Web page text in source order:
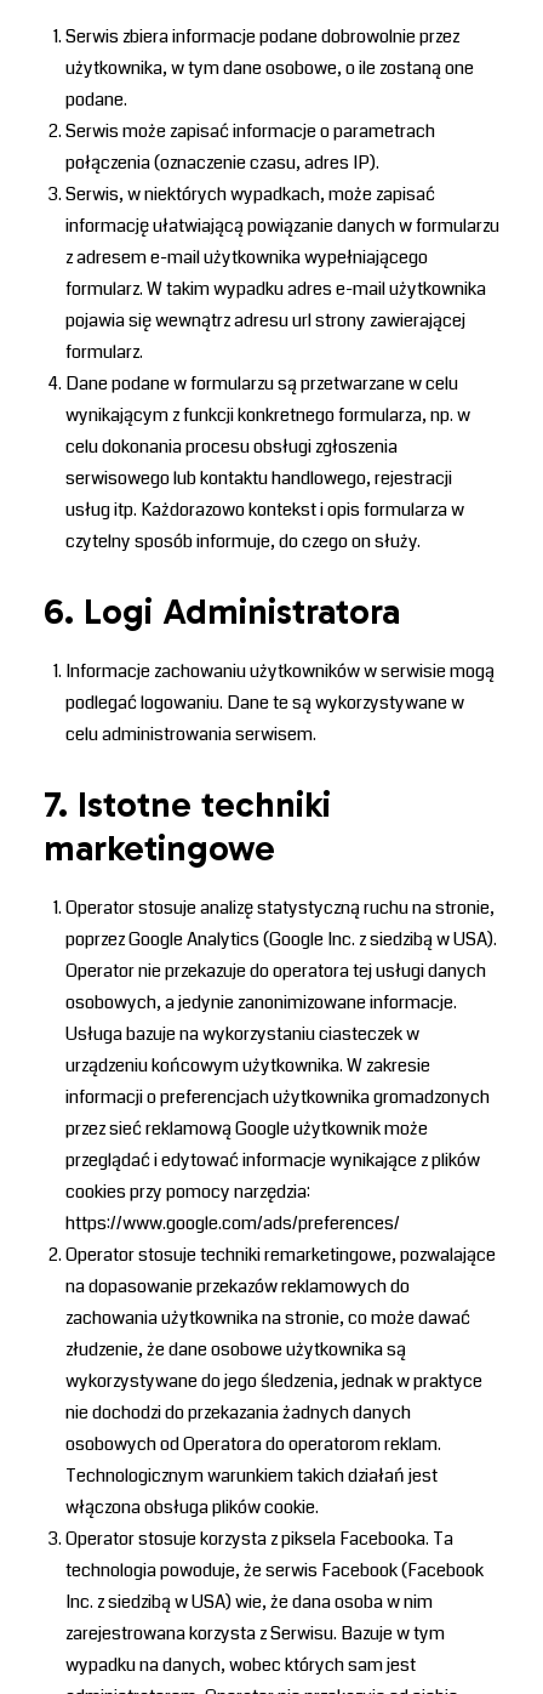
Serwis zbiera informacje podane dobrowolnie przez
użytkownika, w tym dane osobowe, o ile zostaną one
podane.
Serwis może zapisać informacje o parametrach
połączenia (oznaczenie czasu, adres IP).
Serwis, w niektórych wypadkach, może zapisać
informację ułatwiającą powiązanie danych w formularzu
z adresem e-mail użytkownika wypełniającego
formularz. W takim wypadku adres e-mail użytkownika
pojawia się wewnątrz adresu url strony zawierającej
formularz.
Dane podane w formularzu są przetwarzane w celu
wynikającym z funkcji konkretnego formularza, np. w
celu dokonania procesu obsługi zgłoszenia
serwisowego lub kontaktu handlowego, rejestracji
usług itp. Każdorazowo kontekst i opis formularza w
czytelny sposób informuje, do czego on służy.
6. Logi Administratora
Informacje zachowaniu użytkowników w serwisie mogą
podlegać logowaniu. Dane te są wykorzystywane w
celu administrowania serwisem.
7. Istotne techniki
marketingowe
Operator stosuje analizę statystyczną ruchu na stronie,
poprzez Google Analytics (Google Inc. z siedzibą w USA).
Operator nie przekazuje do operatora tej usługi danych
osobowych, a jedynie zanonimizowane informacje.
Usługa bazuje na wykorzystaniu ciasteczek w
urządzeniu końcowym użytkownika. W zakresie
informacji o preferencjach użytkownika gromadzonych
przez sieć reklamową Google użytkownik może
przeglądać i edytować informacje wynikające z plików
cookies przy pomocy narzędzia:
https://www.google.com/ads/preferences/
Operator stosuje techniki remarketingowe, pozwalające
na dopasowanie przekazów reklamowych do
zachowania użytkownika na stronie, co może dawać
złudzenie, że dane osobowe użytkownika są
wykorzystywane do jego śledzenia, jednak w praktyce
nie dochodzi do przekazania żadnych danych
osobowych od Operatora do operatorom reklam.
Technologicznym warunkiem takich działań jest
włączona obsługa plików cookie.
Operator stosuje korzysta z piksela Facebooka. Ta
technologia powoduje, że serwis Facebook (Facebook
Inc. z siedzibą w USA) wie, że dana osoba w nim
zarejestrowana korzysta z Serwisu. Bazuje w tym
wypadku na danych, wobec których sam jest